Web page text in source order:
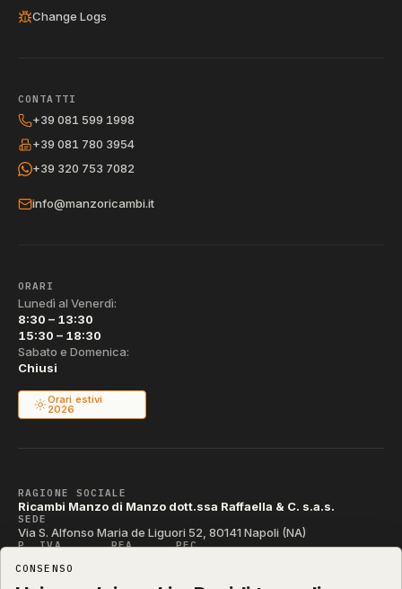
Change Logs
CONTATTI
+39 081 599 1998
+39 081 780 3954
+39 320 753 7082
info@manzoricambi.it
ORARI
Lunedì al Venerdì:
8:30 – 13:30
15:30 – 18:30
Sabato e Domenica:
Chiusi
Orari estivi
2026
RAGIONE SOCIALE
Ricambi Manzo di Manzo dott.ssa Raffaella & C. s.a.s.
SEDE
Via S. Alfonso Maria de Liguori 52, 80141 Napoli (NA)
P. IVA REA PEC
CODICE SDI
T04ZHR3
CONSENSO